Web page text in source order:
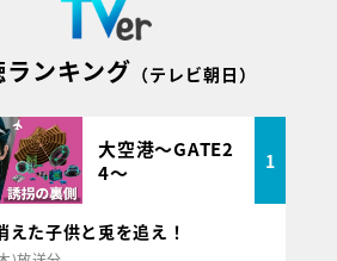
ンキング （テレビ朝日）
大空港～GATE2
4～
1
えた子供と兎を追え！